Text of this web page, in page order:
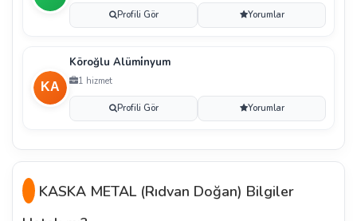
Profili Gör Yorumlar
Köroğlu Alümi̇nyum
1 hizmet
Profili Gör Yorumlar
KASKA METAL (Rıdvan Doğan) Bilgiler